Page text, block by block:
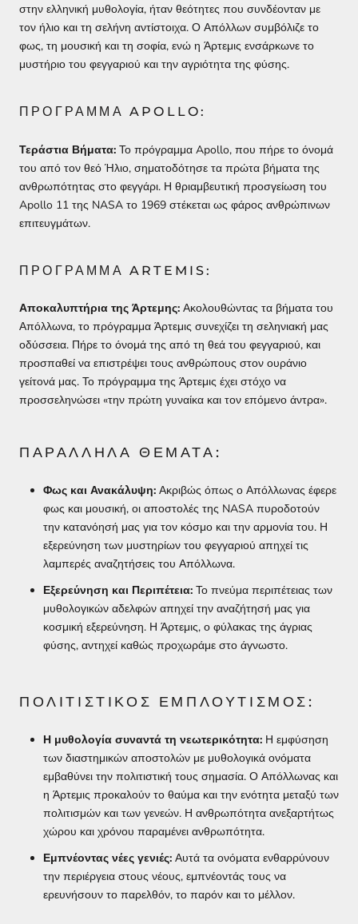
στην ελληνική μυθολογία, ήταν θεότητες που συνδέονταν με
τον ήλιο και τη σελήνη αντίστοιχα. Ο Απόλλων συμβόλιζε το
φως, τη μουσική και τη σοφία, ενώ η Άρτεμις ενσάρκωνε το
μυστήριο του φεγγαριού και την αγριότητα της φύσης.
ΠΡΌΓΡΑΜΜΑ APOLLO:
Τεράστια Βήματα: Το πρόγραμμα Apollo, που πήρε το όνομά
του από τον θεό Ήλιο, σηματοδότησε τα πρώτα βήματα της
ανθρωπότητας στο φεγγάρι. Η θριαμβευτική προσγείωση του
Apollo 11 της NASA το 1969 στέκεται ως φάρος ανθρώπινων
επιτευγμάτων.
ΠΡΌΓΡΑΜΜΑ ARTEMIS:
Αποκαλυπτήρια της Άρτεμης: Ακολουθώντας τα βήματα του
Απόλλωνα, το πρόγραμμα Άρτεμις συνεχίζει τη σεληνιακή μας
οδύσσεια. Πήρε το όνομά της από τη θεά του φεγγαριού, και
προσπαθεί να επιστρέψει τους ανθρώπους στον ουράνιο
γείτονά μας. Το πρόγραμμα της Άρτεμις έχει στόχο να
προσσεληνώσει «την πρώτη γυναίκα και τον επόμενο άντρα».
ΠΑΡΆΛΛΗΛΑ ΘΈΜΑΤΑ:
Φως και Ανακάλυψη: Ακριβώς όπως ο Απόλλωνας έφερε
φως και μουσική, οι αποστολές της NASA πυροδοτούν
την κατανόησή μας για τον κόσμο και την αρμονία του. Η
εξερεύνηση των μυστηρίων του φεγγαριού απηχεί τις
λαμπερές αναζητήσεις του Απόλλωνα.
Εξερεύνηση και Περιπέτεια: Το πνεύμα περιπέτειας των
μυθολογικών αδελφών απηχεί την αναζήτησή μας για
κοσμική εξερεύνηση. Η Άρτεμις, ο φύλακας της άγριας
φύσης, αντηχεί καθώς προχωράμε στο άγνωστο.
ΠΟΛΙΤΙΣΤΙΚΌΣ ΕΜΠΛΟΥΤΙΣΜΌΣ:
Η μυθολογία συναντά τη νεωτερικότητα: Η εμφύσηση
των διαστημικών αποστολών με μυθολογικά ονόματα
εμβαθύνει την πολιτιστική τους σημασία. Ο Απόλλωνας και
η Άρτεμις προκαλούν το θαύμα και την ενότητα μεταξύ των
πολιτισμών και των γενεών. Η ανθρωπότητα ανεξαρτήτως
χώρου και χρόνου παραμένει ανθρωπότητα.
Εμπνέοντας νέες γενιές: Αυτά τα ονόματα ενθαρρύνουν
την περιέργεια στους νέους, εμπνέοντάς τους να
ερευνήσουν το παρελθόν, το παρόν και το μέλλον.